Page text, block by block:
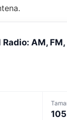
Radio: AM,